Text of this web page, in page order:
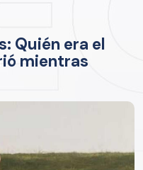
Quién era el
mientras